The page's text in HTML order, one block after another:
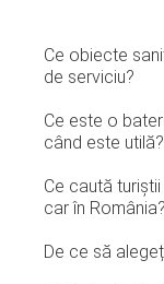
Ce obiecte
de serviciu?
Ce este o
când este utilă?
Ce caută
car în România?
De ce să